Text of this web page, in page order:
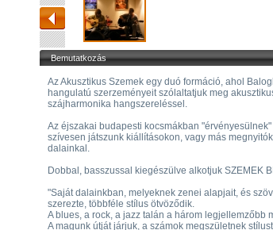
Bemutatkozás
Az Akusztikus Szemek egy duó formáció, ahol
hangulatú szerzeményeit szólaltatjuk meg
szájharmonika hangszereléssel.
Az éjszakai budapesti kocsmákban
szívesen játszunk kiállításokon, vagy más
dalainkal.
Dobbal, basszussal kiegészülve alkotjuk SZEMEK
"Saját dalainkban, melyeknek zenei alapjait, és
szerezte, többféle stílus ötvöződik.
A blues, a rock, a jazz talán a három legjellemzőbb
A magunk útját járjuk, a számok megszületnek